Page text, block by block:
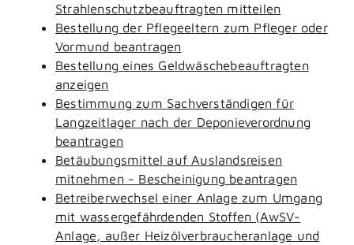
Strahlenschutzbeauftragten mitteilen
Bestellung der Pflegeeltern zum Pfleger oder
Vormund beantragen
Bestellung eines Geldwäschebeauftragten
anzeigen
Bestimmung zum Sachverständigen für
Langzeitlager nach der Deponieverordnung
beantragen
Betäubungsmittel auf Auslandsreisen
mitnehmen - Bescheinigung beantragen
Betreiberwechsel einer Anlage zum Umgang
mit wassergefährdenden Stoffen (AwSV-
Anlage, außer Heizölverbraucheranlage und